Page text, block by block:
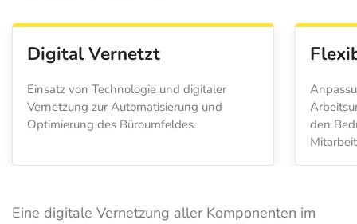
Digital Vernetzt
Einsatz von Technologie und digitaler
Vernetzung zur Automatisierung und
Optimierung des Büroumfeldes.
den
Eine digitale Vernetzung aller Komponenten im